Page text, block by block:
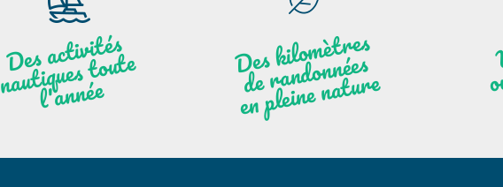
Des
activités
n
auti
ques toute
l'
a
n
née
Des
kilo
mèt
res
de
r
a
n
do
n
nées
e
n
plei
ne
n
atu
re